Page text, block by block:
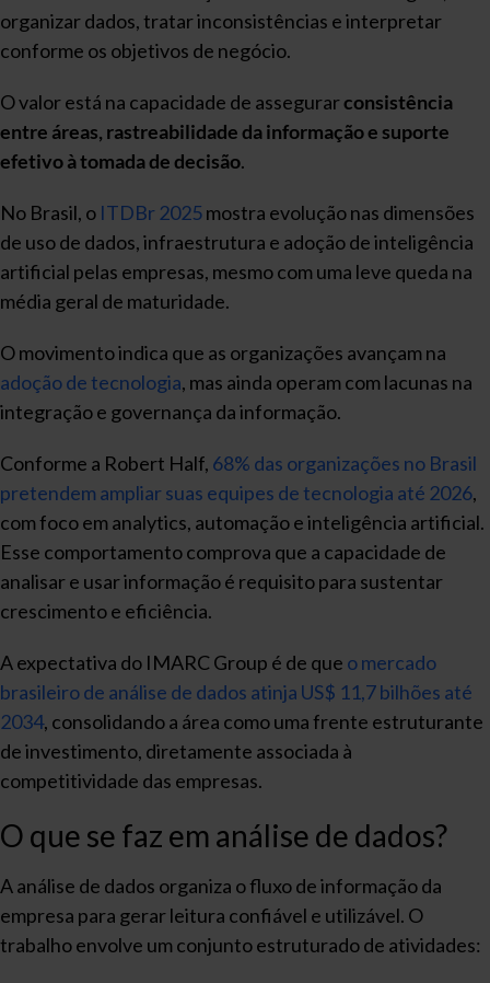
organizar dados, tratar inconsistências e interpretar
conforme os objetivos de negócio.
O valor está na capacidade de assegurarconsistência
entre áreas, rastreabilidade da informação e suporte
efetivo à tomada de decisão.
No Brasil, o ITDBr 2025mostra evolução nas dimensões
de uso de dados, infraestrutura e adoção de inteligência
artificial pelas empresas, mesmo com uma leve queda na
média geral de maturidade.
O movimento indica que as organizações avançam na
adoção de tecnologia, mas ainda operam com lacunas na
integração e governança da informação.
Conforme a Robert Half, 68% das organizações no Brasil
pretendem ampliar suas equipes de tecnologia até 2026,
com foco em analytics, automação e inteligência artificial.
Esse comportamento comprova que a capacidade de
analisar e usar informação é requisito para sustentar
crescimento e eficiência.
A expectativa do IMARC Group é de que o mercado
brasileiro de análise de dados atinja US$ 11,7 bilhões até
2034, consolidando a área como uma frente estruturante
de investimento, diretamente associada à
competitividade das empresas.
O que se faz em análise de dados?
A análise de dados organiza o fluxo de informação da
empresa para gerar leitura confiável e utilizável. O
trabalho envolve um conjunto estruturado de atividades: